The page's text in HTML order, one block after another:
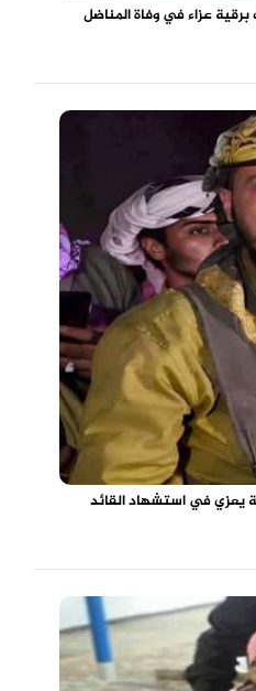
عزاء في وفاة المناضل
يعزي في استشهاد القائد